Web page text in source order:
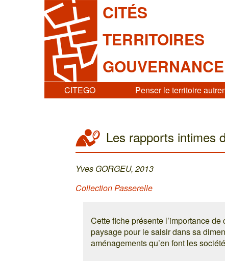
CITÉS
TERRITOIRES
GOUVERNANCE
CITEGO Penser le territoire
Les rapports intimes
Yves GORGEU, 2013
Collection Passerelle
Cette fiche présente l’importance
paysage pour le saisir dans sa
aménagements qu’en font les